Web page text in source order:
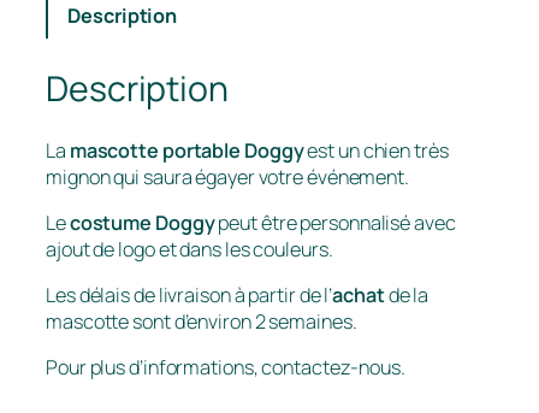
Description
Description
La mascotte portable Doggyest un chien très
mignon qui saura égayer votre événement.
Lecostume Doggypeut être personnalisé avec
ajout de logo et dans les couleurs.
Les délais de livraison à partir de l’achatde la
mascotte sont d’environ 2 semaines.
Pour plus d’informations, contactez-nous.